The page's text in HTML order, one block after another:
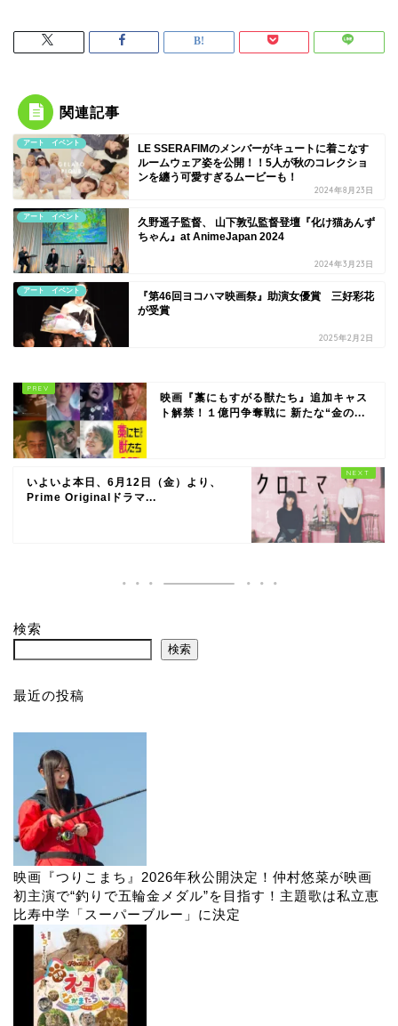
関連記事
アート イベント
LE SSERAFIMのメンバーがキュートに着こなす
ルームウェア姿を公開！！5人が秋のコレクショ
ンを纏う可愛すぎるムービーも！
2024年8月23日
アート イベント
久野遥子監督、 山下敦弘監督登壇『化け猫あんず
ちゃん』at AnimeJapan 2024
2024年3月23日
アート イベント
『第46回ヨコハマ映画祭』助演女優賞 三好彩花
が受賞
2025年2月2日
映画『藁にもすがる獣たち』追加キャス
ト解禁！１億円争奪戦に 新たな“金の...
いよいよ本日、6月12日（金）より、
Prime Originalドラマ...
検索
検索
最近の投稿
映画『つりこまち』2026年秋公開決定！仲村悠菜が映画
初主演で“釣りで五輪金メダル”を目指す！主題歌は私立恵
比寿中学「スーパーブルー」に決定